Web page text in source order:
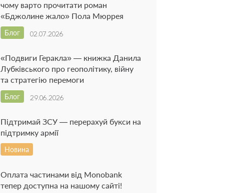
чому варто прочитати роман
«Бджолине жало» Пола Мюррея
02.07.2026
Блог
«Подвиги Геракла» — книжка Данила
Лубківського про геополітику, війну
та стратегію перемоги
29.06.2026
Блог
Підтримай ЗСУ — перерахуй букси на
підтримку армії
Новина
Оплата частинами від Monobank
тепер доступна на нашому сайті!